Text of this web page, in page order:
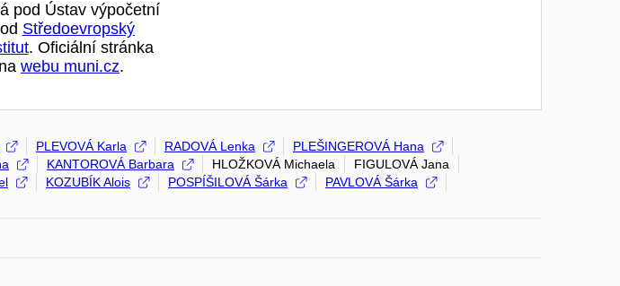
pod Ústav výpočetní
Středoevropský
. Oficiální stránka
webu muni.cz.
PLEVOVÁ Karla RADOVÁ Lenka
PLEŠINGEROVÁ Hana
KANTOROVÁ Barbara HLOŽKOVÁ Michaela
FIGULOVÁ Jana
KOZUBÍK Alois POSPÍŠILOVÁ Šárka
PAVLOVÁ Šárka